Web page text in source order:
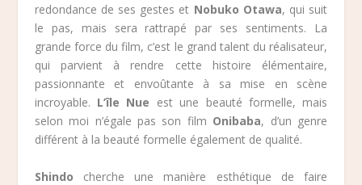
redondance de ses gestes et Nobuko Otawa, qui suit
le pas, mais sera rattrapé par ses sentiments. La
grande force du film, c’est le grand talent du réalisateur,
qui parvient à rendre cette histoire élémentaire,
passionnante et envoûtante à sa mise en scène
incroyable. L’île Nue est une beauté formelle, mais
selon moi n’égale pas son film Onibaba, d’un genre
différent à la beauté formelle également de qualité.
Shindo cherche une manière esthétique de faire